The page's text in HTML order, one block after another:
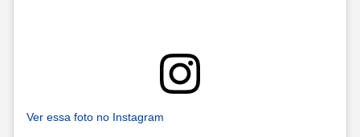
Ver essa foto no Instagram